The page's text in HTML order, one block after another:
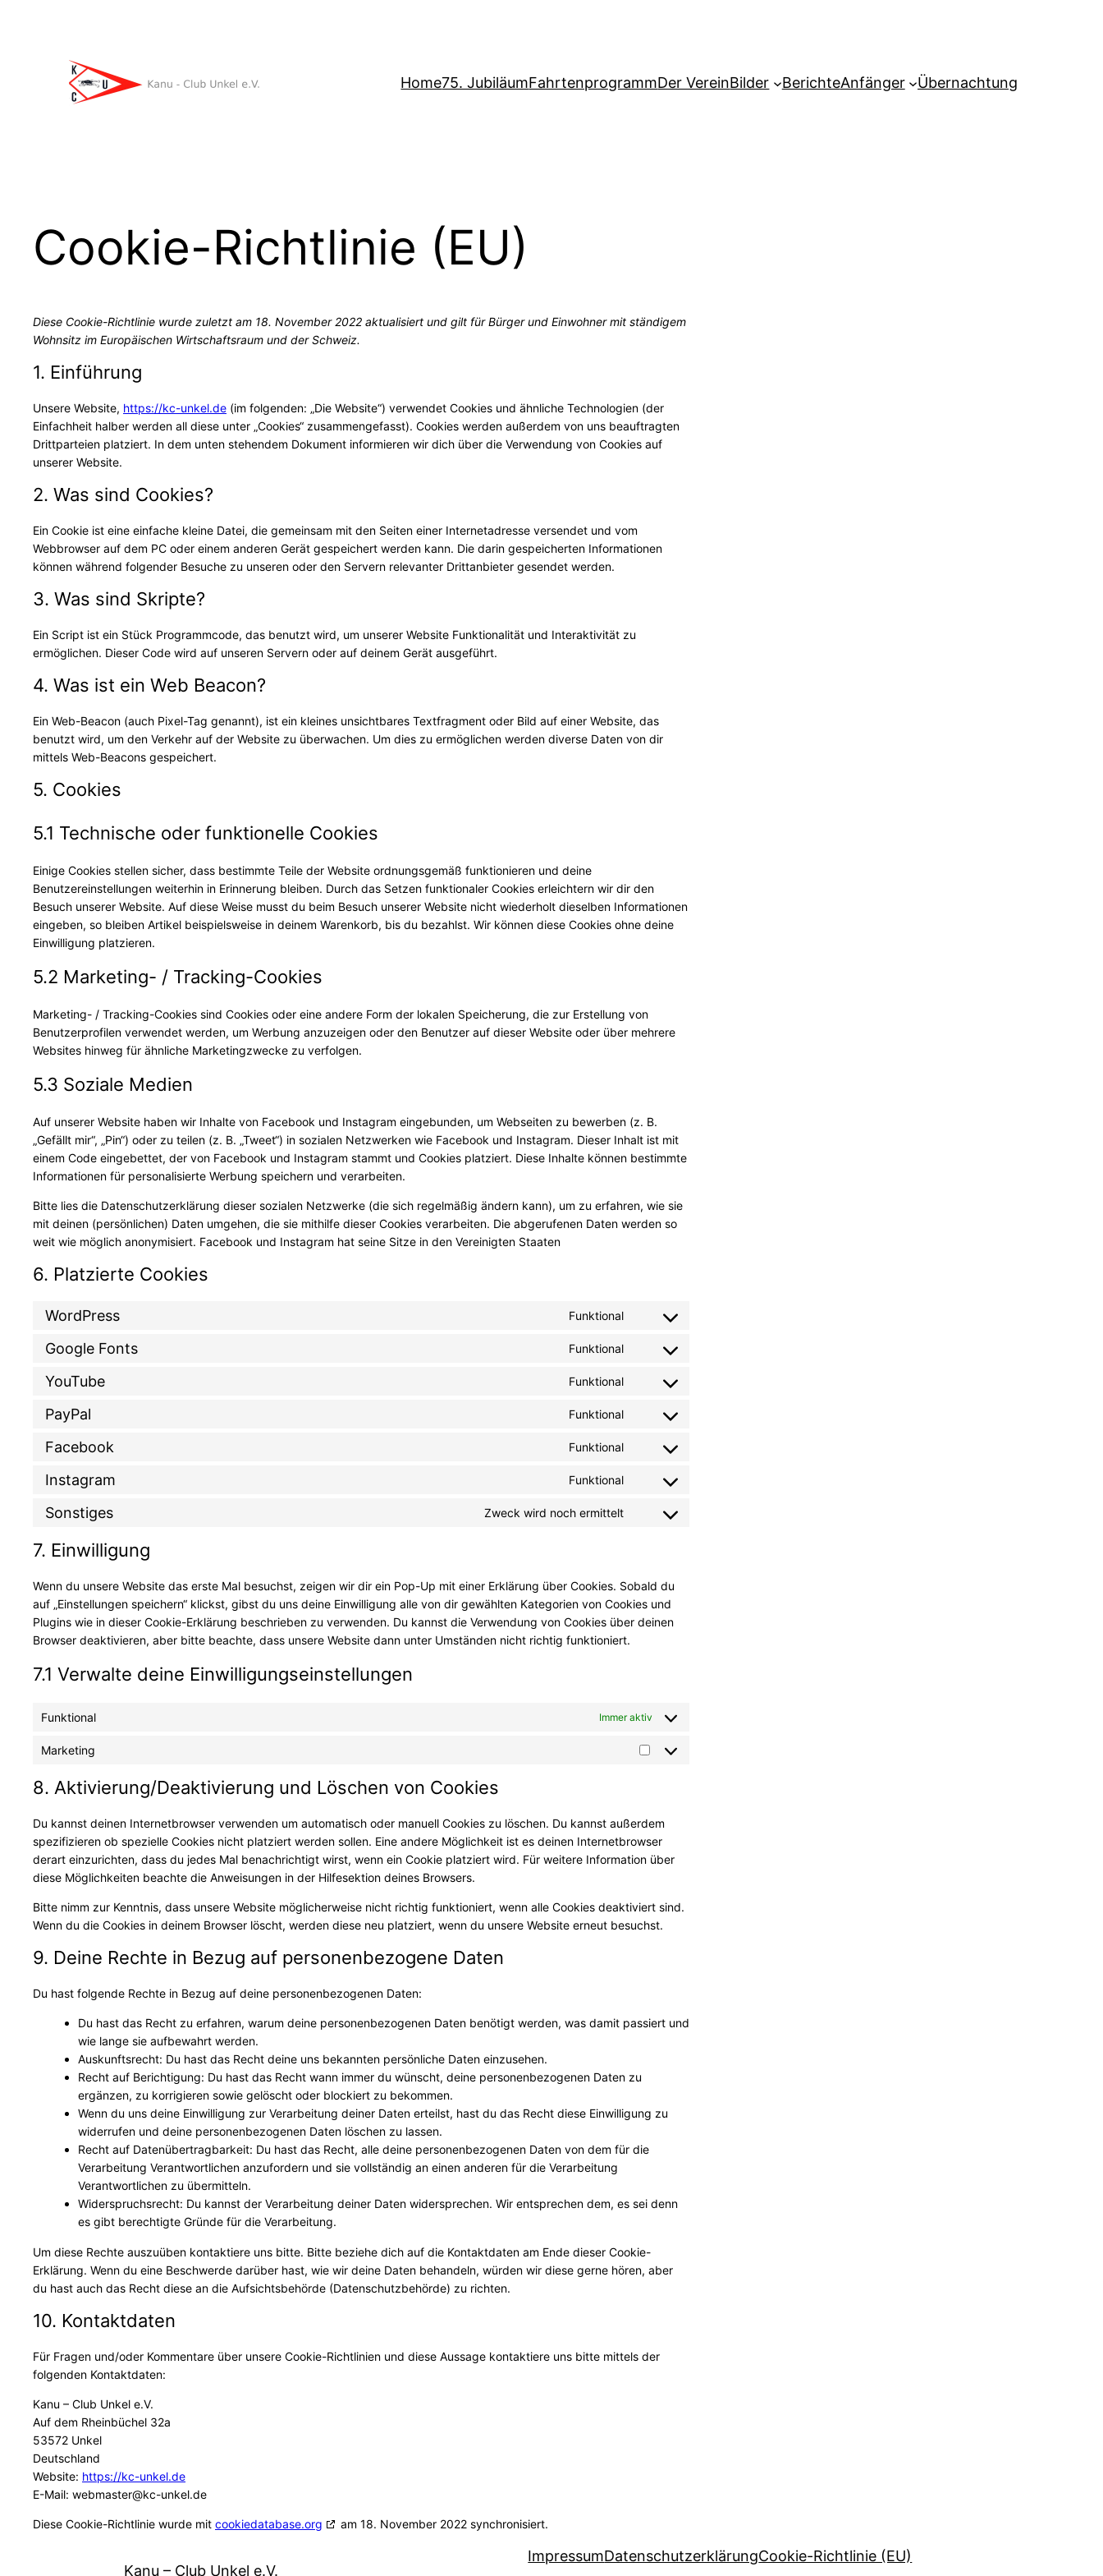
Home75. JubiläumFahrtenprogrammDer VereinBilder BerichteAnfänger Übernachtung
Cookie-Richtlinie (EU)
Diese Cookie-Richtlinie wurde zuletzt am 18. November 2022 aktualisiert und gilt für Bürger und Einwohner mit ständigem
Wohnsitz im Europäischen Wirtschaftsraum und der Schweiz.
1. Einführung
Unsere Website, https://kc-unkel.de (im folgenden: „Die Website“) verwendet Cookies und ähnliche Technologien (der
Einfachheit halber werden all diese unter „Cookies“ zusammengefasst). Cookies werden außerdem von uns beauftragten
Drittparteien platziert. In dem unten stehendem Dokument informieren wir dich über die Verwendung von Cookies auf
unserer Website.
2. Was sind Cookies?
Ein Cookie ist eine einfache kleine Datei, die gemeinsam mit den Seiten einer Internetadresse versendet und vom
Webbrowser auf dem PC oder einem anderen Gerät gespeichert werden kann. Die darin gespeicherten Informationen
können während folgender Besuche zu unseren oder den Servern relevanter Drittanbieter gesendet werden.
3. Was sind Skripte?
Ein Script ist ein Stück Programmcode, das benutzt wird, um unserer Website Funktionalität und Interaktivität zu
ermöglichen. Dieser Code wird auf unseren Servern oder auf deinem Gerät ausgeführt.
4. Was ist ein Web Beacon?
Ein Web-Beacon (auch Pixel-Tag genannt), ist ein kleines unsichtbares Textfragment oder Bild auf einer Website, das
benutzt wird, um den Verkehr auf der Website zu überwachen. Um dies zu ermöglichen werden diverse Daten von dir
mittels Web-Beacons gespeichert.
5. Cookies
5.1 Technische oder funktionelle Cookies
Einige Cookies stellen sicher, dass bestimmte Teile der Website ordnungsgemäß funktionieren und deine
Benutzereinstellungen weiterhin in Erinnerung bleiben. Durch das Setzen funktionaler Cookies erleichtern wir dir den
Besuch unserer Website. Auf diese Weise musst du beim Besuch unserer Website nicht wiederholt dieselben Informationen
eingeben, so bleiben Artikel beispielsweise in deinem Warenkorb, bis du bezahlst. Wir können diese Cookies ohne deine
Einwilligung platzieren.
5.2 Marketing- / Tracking-Cookies
Marketing- / Tracking-Cookies sind Cookies oder eine andere Form der lokalen Speicherung, die zur Erstellung von
Benutzerprofilen verwendet werden, um Werbung anzuzeigen oder den Benutzer auf dieser Website oder über mehrere
Websites hinweg für ähnliche Marketingzwecke zu verfolgen.
5.3 Soziale Medien
Auf unserer Website haben wir Inhalte von Facebook und Instagram eingebunden, um Webseiten zu bewerben (z. B.
„Gefällt mir“, „Pin“) oder zu teilen (z. B. „Tweet“) in sozialen Netzwerken wie Facebook und Instagram. Dieser Inhalt ist mit
einem Code eingebettet, der von Facebook und Instagram stammt und Cookies platziert. Diese Inhalte können bestimmte
Informationen für personalisierte Werbung speichern und verarbeiten.
Bitte lies die Datenschutzerklärung dieser sozialen Netzwerke (die sich regelmäßig ändern kann), um zu erfahren, wie sie
mit deinen (persönlichen) Daten umgehen, die sie mithilfe dieser Cookies verarbeiten. Die abgerufenen Daten werden so
weit wie möglich anonymisiert. Facebook und Instagram hat seine Sitze in den Vereinigten Staaten
6. Platzierte Cookies
WordPress Funktional
Consent
service
wordpress
Google Fonts Funktional
Consent
service
google-
YouTube Funktional
Consent
service
youtube
PayPal Funktional
Consent
service
paypal
Facebook Funktional
Consent
service
facebook
Instagram Funktional
Consent
service
Sonstiges Zweck wird noch ermittelt
Consent
7. Einwilligung
Wenn du unsere Website das erste Mal besuchst, zeigen wir dir ein Pop-Up mit einer Erklärung über Cookies. Sobald du
auf „Einstellungen speichern“ klickst, gibst du uns deine Einwilligung alle von dir gewählten Kategorien von Cookies und
Plugins wie in dieser Cookie-Erklärung beschrieben zu verwenden. Du kannst die Verwendung von Cookies über deinen
Browser deaktivieren, aber bitte beachte, dass unsere Website dann unter Umständen nicht richtig funktioniert.
7.1 Verwalte deine Einwilligungseinstellungen
Funktional Immer aktiv
Marketing
Marketing
8. Aktivierung/Deaktivierung und Löschen von Cookies
Du kannst deinen Internetbrowser verwenden um automatisch oder manuell Cookies zu löschen. Du kannst außerdem
spezifizieren ob spezielle Cookies nicht platziert werden sollen. Eine andere Möglichkeit ist es deinen Internetbrowser
derart einzurichten, dass du jedes Mal benachrichtigt wirst, wenn ein Cookie platziert wird. Für weitere Information über
diese Möglichkeiten beachte die Anweisungen in der Hilfesektion deines Browsers.
Bitte nimm zur Kenntnis, dass unsere Website möglicherweise nicht richtig funktioniert, wenn alle Cookies deaktiviert sind.
Wenn du die Cookies in deinem Browser löscht, werden diese neu platziert, wenn du unsere Website erneut besuchst.
9. Deine Rechte in Bezug auf personenbezogene Daten
Du hast folgende Rechte in Bezug auf deine personenbezogenen Daten:
Du hast das Recht zu erfahren, warum deine personenbezogenen Daten benötigt werden, was damit passiert und
wie lange sie aufbewahrt werden.
Auskunftsrecht: Du hast das Recht deine uns bekannten persönliche Daten einzusehen.
Recht auf Berichtigung: Du hast das Recht wann immer du wünscht, deine personenbezogenen Daten zu
ergänzen, zu korrigieren sowie gelöscht oder blockiert zu bekommen.
Wenn du uns deine Einwilligung zur Verarbeitung deiner Daten erteilst, hast du das Recht diese Einwilligung zu
widerrufen und deine personenbezogenen Daten löschen zu lassen.
Recht auf Datenübertragbarkeit: Du hast das Recht, alle deine personenbezogenen Daten von dem für die
Verarbeitung Verantwortlichen anzufordern und sie vollständig an einen anderen für die Verarbeitung
Verantwortlichen zu übermitteln.
Widerspruchsrecht: Du kannst der Verarbeitung deiner Daten widersprechen. Wir entsprechen dem, es sei denn
es gibt berechtigte Gründe für die Verarbeitung.
Um diese Rechte auszuüben kontaktiere uns bitte. Bitte beziehe dich auf die Kontaktdaten am Ende dieser Cookie-
Erklärung. Wenn du eine Beschwerde darüber hast, wie wir deine Daten behandeln, würden wir diese gerne hören, aber
du hast auch das Recht diese an die Aufsichtsbehörde (Datenschutzbehörde) zu richten.
10. Kontaktdaten
Für Fragen und/oder Kommentare über unsere Cookie-Richtlinien und diese Aussage kontaktiere uns bitte mittels der
folgenden Kontaktdaten:
Kanu – Club Unkel e.V.
Auf dem Rheinbüchel 32a
53572 Unkel
Deutschland
Website: https://kc-unkel.de
E-Mail: webmaster@kc-unkel.de
Diese Cookie-Richtlinie wurde mit cookiedatabase.org am 18. November 2022 synchronisiert.
Kanu – Club Unkel e.V.
ImpressumDatenschutzerklärungCookie-Richtlinie (EU)